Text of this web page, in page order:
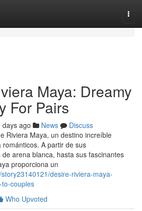
Maya: Dreamy
For Pairs
days ago News
Discuss
Riviera Maya, un destino increíble
A partir de sus
arena blanca, hasta sus fascinantes
proporciona un
desire-riviera-maya-
couples
Who Upvoted